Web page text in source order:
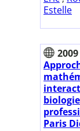
Estelle
2009
Paris